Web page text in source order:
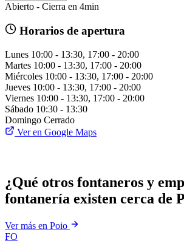
Abierto - Cierra en 4min
Horarios de apertura
Lunes 10:00 - 13:30, 17:00 - 20:00
Martes 10:00 - 13:30, 17:00 - 20:00
Miércoles 10:00 - 13:30, 17:00 - 20:00
Jueves 10:00 - 13:30, 17:00 - 20:00
Viernes 10:00 - 13:30, 17:00 - 20:00
Sábado 10:30 - 13:30
Domingo Cerrado
Ver en Google Maps
¿Qué otros fontaneros y
fontanería existen cerca de
Ver más en Poio
FO